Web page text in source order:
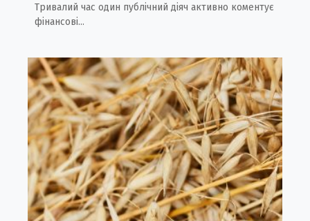
Тривалий час один публічний діяч активно коментує
фінансові...